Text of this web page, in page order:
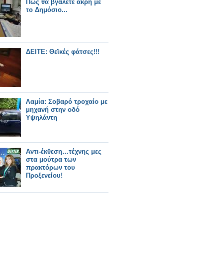
Πώς θα βγάλετε άκρη με
το Δημόσιο...
ΔΕΙΤΕ: Θεϊκές φάτσες!!!
Λαμία: Σοβαρό τροχαίο με
μηχανή στην οδό
Υψηλάντη
Αντι-έκθεση…τέχνης μες
στα μούτρα των
πρακτόρων του
Προξενείου!